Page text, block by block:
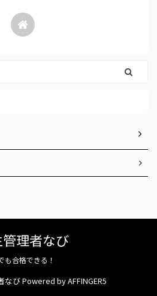
理者なび
も合格できる！
なび Powered byAFFINGER5